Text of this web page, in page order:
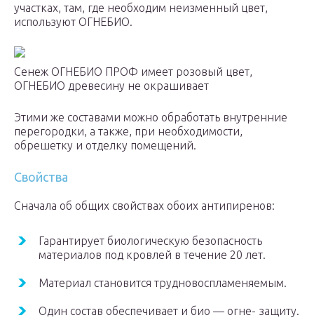
участках, там, где необходим неизменный цвет,
используют ОГНЕБИО.
Сенеж ОГНЕБИО ПРОФ имеет розовый цвет,
ОГНЕБИО древесину не окрашивает
Этими же составами можно обработать внутренние
перегородки, а также, при необходимости,
обрешетку и отделку помещений.
Свойства
Сначала об общих свойствах обоих антипиренов:
Гарантирует биологическую безопасность
материалов под кровлей в течение 20 лет.
Материал становится трудновоспламеняемым.
Один состав обеспечивает и био — огне- защиту.